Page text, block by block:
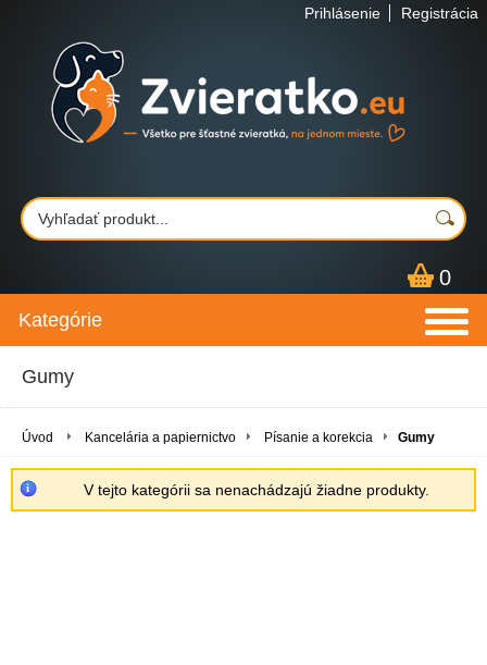
Prihlásenie Registrácia
0
Kategórie
Gumy
Úvod Kancelária a papiernictvo Písanie a korekcia Gumy
V tejto kategórii sa nenachádzajú žiadne produkty.